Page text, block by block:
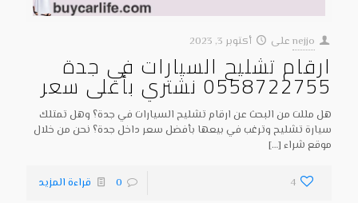
nejjo على أكتوبر 3, 2023
ارقام تشليح السيارات في جدة
0558722755 نشتري بأعلى سعر
هل مللت من البحث عن ارقام تشليح السيارات في جدة؟ وهل تمتلك
سيارة تشليح وترغب في بيعها بأفضل سعر داخل جدة؟ نحن من خلال
موقع شراء […]
4
0 قراءة المزيد